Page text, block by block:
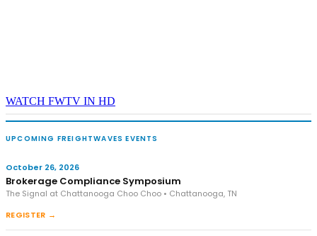
WATCH FWTV IN HD
UPCOMING FREIGHTWAVES EVENTS
October 26, 2026
Brokerage Compliance Symposium
The Signal at Chattanooga Choo Choo • Chattanooga, TN
REGISTER →